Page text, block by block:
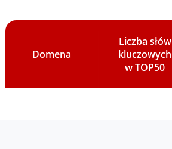
Domena
Liczba słów
kluczowych
w TOP50